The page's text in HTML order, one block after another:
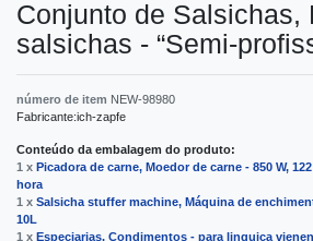
Conjunto de Salsichas,
salsichas - “Semi-
número de item NEW-98980
Fabricante:ich-zapfe
Conteúdo da embalagem do produto:
1 x Picadora de carne, Moedor de carne - 850 W,
hora
1 x Salsicha stuffer machine, Máquina de
10L
1 x Especiarias, Condimentos - para linguiça